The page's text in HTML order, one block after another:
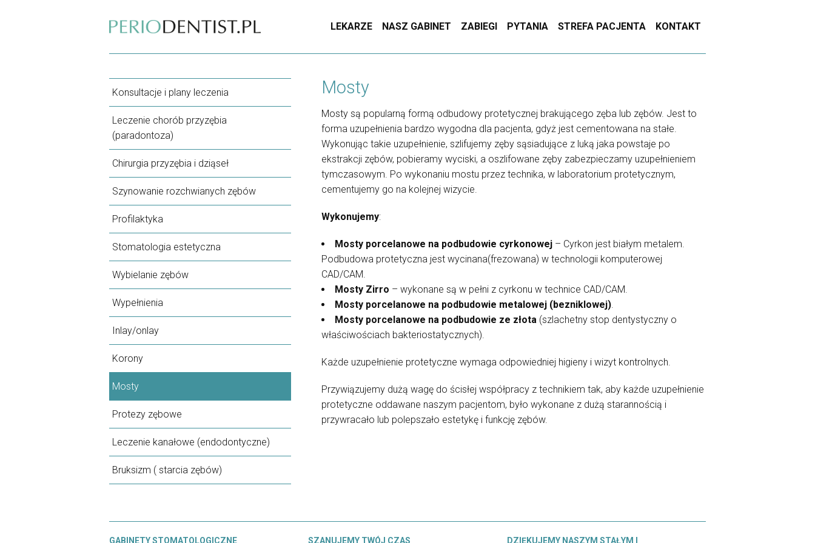
LEKARZE NASZ GABINET ZABIEGI PYTANIA STREFA PACJENTA KONTAKT
Konsultacje i plany leczenia
Leczenie chorób przyzębia
(paradontoza)
Chirurgia przyzębia i dziąseł
Szynowanie rozchwianych zębów
Profilaktyka
Stomatologia estetyczna
Wybielanie zębów
Wypełnienia
Inlay/onlay
Korony
Mosty
Protezy zębowe
Leczenie kanałowe (endodontyczne)
Bruksizm ( starcia zębów)
Mosty
Mosty są popularną formą odbudowy protetycznej brakującego zęba lub zębów. Jest to
forma uzupełnienia bardzo wygodna dla pacjenta, gdyż jest cementowana na stałe.
Wykonując takie uzupełnienie, szlifujemy zęby sąsiadujące z luką jaka powstaje po
ekstrakcji zębów, pobieramy wyciski, a oszlifowane zęby zabezpieczamy uzupełnieniem
tymczasowym. Po wykonaniu mostu przez technika, w laboratorium protetycznym,
cementujemy go na kolejnej wizycie.
Wykonujemy:
Mosty porcelanowe na podbudowie cyrkonowej – Cyrkon jest białym metalem.
Podbudowa protetyczna jest wycinana(frezowana) w technologii komputerowej
CAD/CAM.
Mosty Zirro – wykonane są w pełni z cyrkonu w technice CAD/CAM.
Mosty porcelanowe na podbudowie metalowej (bezniklowej).
Mosty porcelanowe na podbudowie ze złota (szlachetny stop dentystyczny o
właściwościach bakteriostatycznych).
Każde uzupełnienie protetyczne wymaga odpowiedniej higieny i wizyt kontrolnych.
Przywiązujemy dużą wagę do ścisłej współpracy z technikiem tak, aby każde uzupełnienie
protetyczne oddawane naszym pacjentom, było wykonane z dużą starannością i
przywracało lub polepszało estetykę i funkcję zębów.
GABINETY STOMATOLOGICZNE SZANUJEMY TWÓJ CZAS DZIĘKUJEMY NASZYM STAŁYM I